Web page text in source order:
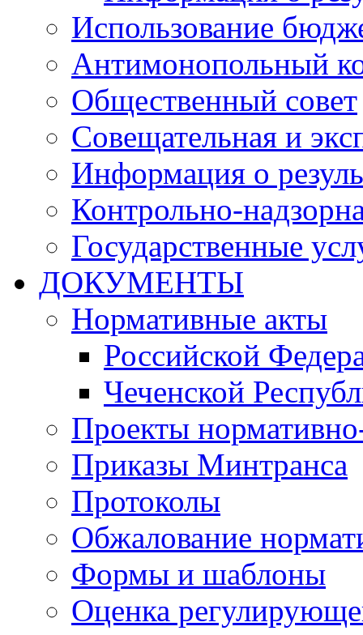
Использование
Антимонопольный
Общественный совет
Совещательная и
Информация о
Контрольно-
Государственные
ДОКУМЕНТЫ
Нормативные акты
Российской
Чеченской
Проекты
Приказы Минтранса
Протоколы
Обжалование
Формы и шаблоны
Оценка